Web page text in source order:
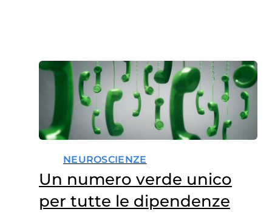
NEUROSCIENZE
Un numero verde unico
per tutte le dipendenze